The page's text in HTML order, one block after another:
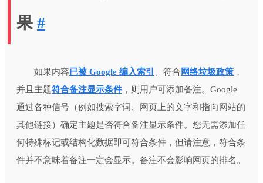
果#
如果内容已被 Google 编入索引 、符合 网络垃圾政策 ，
并且主题符合备注显示条件，则用户可添加备注。Google
通过各种信号（例如搜索字词、网页上的文字和指向网站的
其他链接）确定主题是否符合备注显示条件。您无需添加任
何特殊标记或结构化数据即可符合条件，但请注意，符合条
件并不意味着备注一定会显示。备注不会影响网页的排名。